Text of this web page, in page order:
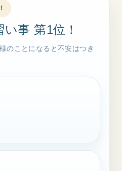
事 第1位！
のことになると不安はつき